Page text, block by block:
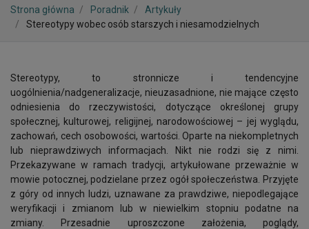
Strona główna Poradnik
Artykuły
Stereotypy wobec osób starszych i niesamodzielnych
Stereotypy, to stronnicze i tendencyjne
uogólnienia/nadgeneralizacje, nieuzasadnione, nie mające często
odniesienia do rzeczywistości, dotyczące określonej grupy
społecznej, kulturowej, religijnej, narodowościowej – jej wyglądu,
zachowań, cech osobowości, wartości. Oparte na niekompletnych
lub nieprawdziwych informacjach. Nikt nie rodzi się z nimi.
Przekazywane w ramach tradycji, artykułowane przeważnie w
mowie potocznej, podzielane przez ogół społeczeństwa. Przyjęte
z góry od innych ludzi, uznawane za prawdziwe, niepodlegające
weryfikacji i zmianom lub w niewielkim stopniu podatne na
zmiany. Przesadnie uproszczone założenia, poglądy,